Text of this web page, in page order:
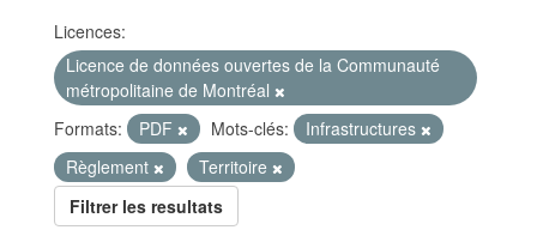
Licences:
Licence de données ouvertes de la Communauté
métropolitaine de Montréal
Formats:
PDF Mots-clés:
Infrastructures
Règlement
Territoire
Filtrer les resultats